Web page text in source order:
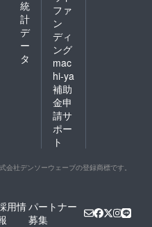
統
計
デ
ー
タ
ファ
ン
ディ
ング
mac
hi-ya
補助
金申
請サ
ポー
ト
会社デンソーウェーブの登録商標です。
用情パートナー
募集